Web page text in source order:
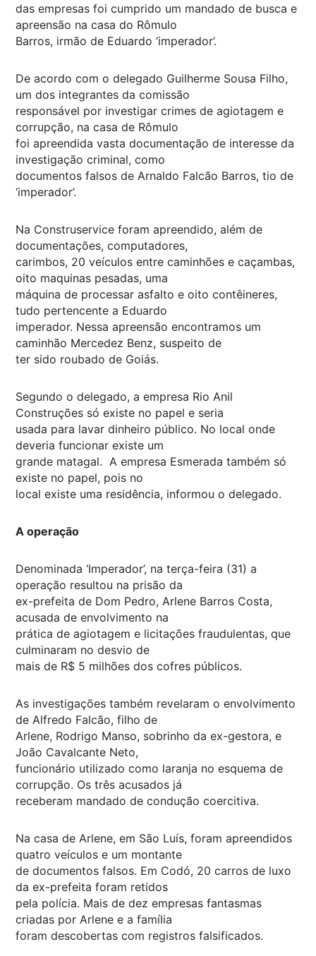
das empresas foi cumprido um mandado de busca e
apreensão na casa do Rômulo
Barros, irmão de Eduardo ‘imperador’.
De acordo com o delegado Guilherme Sousa Filho,
um dos integrantes da comissão
responsável por investigar crimes de agiotagem e
corrupção, na casa de Rômulo
foi apreendida vasta documentação de interesse da
investigação criminal, como
documentos falsos de Arnaldo Falcão Barros, tio de
‘imperador’.
Na Construservice foram apreendido, além de
documentações, computadores,
carimbos, 20 veículos entre caminhões e caçambas,
oito maquinas pesadas, uma
máquina de processar asfalto e oito contêineres,
tudo pertencente a Eduardo
imperador. Nessa apreensão encontramos um
caminhão Mercedez Benz, suspeito de
ter sido roubado de Goiás.
Segundo o delegado, a empresa Rio Anil
Construções só existe no papel e seria
usada para lavar dinheiro público. No local onde
deveria funcionar existe um
grande matagal. A empresa Esmerada também só
existe no papel, pois no
local existe uma residência, informou o delegado.
A operação
Denominada ‘Imperador’, na terça-feira (31) a
operação resultou na prisão da
ex-prefeita de Dom Pedro, Arlene Barros Costa,
acusada de envolvimento na
prática de agiotagem e licitações fraudulentas, que
culminaram no desvio de
mais de R$ 5 milhões dos cofres públicos.
As investigações também revelaram o envolvimento
de Alfredo Falcão, filho de
Arlene, Rodrigo Manso, sobrinho da ex-gestora, e
João Cavalcante Neto,
funcionário utilizado como laranja no esquema de
corrupção. Os três acusados já
receberam mandado de condução coercitiva.
Na casa de Arlene, em São Luís, foram apreendidos
quatro veículos e um montante
de documentos falsos. Em Codó, 20 carros de luxo
da ex-prefeita foram retidos
pela polícia. Mais de dez empresas fantasmas
criadas por Arlene e a família
foram descobertas com registros falsificados.